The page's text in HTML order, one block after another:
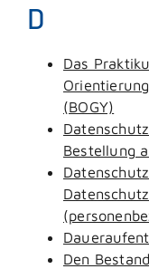
D
Das
(BOGY)
Bestellung
Den